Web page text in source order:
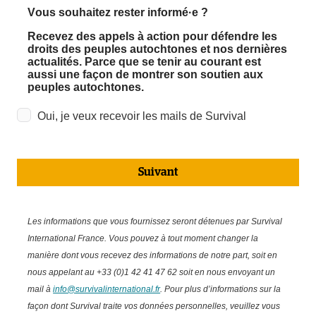
Vous souhaitez rester informé·e ?
Recevez des appels à action pour défendre les
droits des peuples autochtones et nos dernières
actualités. Parce que se tenir au courant est
aussi une façon de montrer son soutien aux
peuples autochtones.
Oui, je veux recevoir les mails de Survival
Suivant
Les informations que vous fournissez seront détenues par Survival
International France. Vous pouvez à tout moment changer la
manière dont vous recevez des informations de notre part, soit en
nous appelant au +33 (0)1 42 41 47 62 soit en nous envoyant un
mail àinfo@survivalinternational.fr. Pour plus d’informations sur la
façon dont Survival traite vos données personnelles, veuillez vous